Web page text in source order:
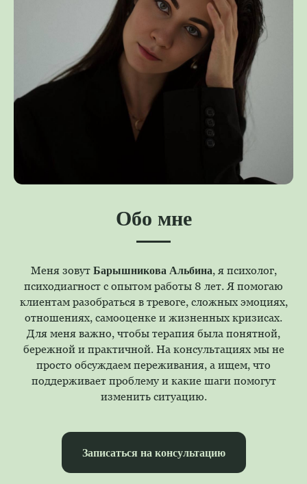
Обо мне
Меня зовут Барышникова Альбина, я психолог,
психодиагност с опытом работы 8 лет. Я помогаю
клиентам разобраться в тревоге, сложных эмоциях,
отношениях, самооценке и жизненных кризисах.
Для меня важно, чтобы терапия была понятной,
бережной и практичной. На консультациях мы не
просто обсуждаем переживания, а ищем, что
поддерживает проблему и какие шаги помогут
изменить ситуацию.
Записаться на консультацию